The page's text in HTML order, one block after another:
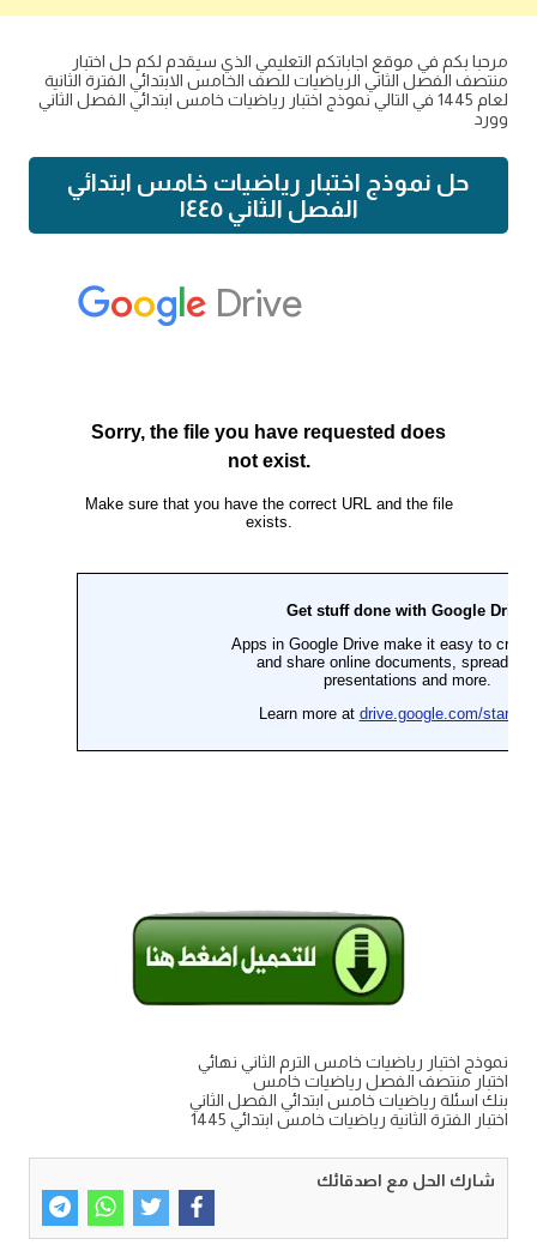
مرحبا بكم في موقع اجاباتكم التعليمي الذي سيقدم لكم حل اختبار
منتصف الفصل الثاني الرياضيات للصف الخامس الابتدائي الفترة الثانية
لعام 1445 في التالي نموذج اختبار رياضيات خامس ابتدائي الفصل الثاني
وورد
حل نموذج اختبار رياضيات خامس ابتدائي
الفصل الثاني ١٤٤٥
نموذج اختبار رياضيات خامس الترم الثاني نهائي
اختبار منتصف الفصل رياضيات خامس
بنك اسئلة رياضيات خامس ابتدائي الفصل الثاني
اختبار الفترة الثانية رياضيات خامس ابتدائي 1445
شارك الحل مع اصدقائك